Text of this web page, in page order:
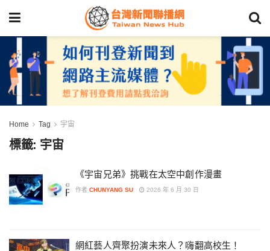
Home Tag 宇宙
標籤: 宇宙
《宇宙兄弟》挑戰在太空中創作漫畫
作者 CHUNYANG SU 2026 年 6 月 30 日
網紅藝人齊聚扮演未來人？嗨翻高校生！